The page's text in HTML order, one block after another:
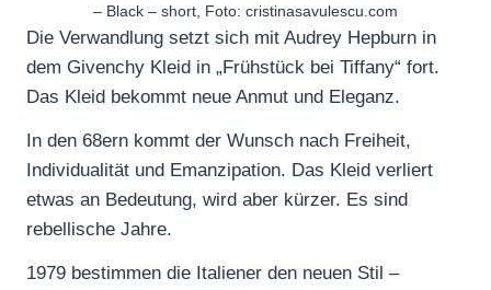
– Black – short, Foto: cristinasavulescu.com
Die Verwandlung setzt sich mit Audrey Hepburn in
dem Givenchy Kleid in „Frühstück bei Tiffany“ fort.
Das Kleid bekommt neue Anmut und Eleganz.
In den 68ern kommt der Wunsch nach Freiheit,
Individualität und Emanzipation. Das Kleid verliert
etwas an Bedeutung, wird aber kürzer. Es sind
rebellische Jahre.
1979 bestimmen die Italiener den neuen Stil –